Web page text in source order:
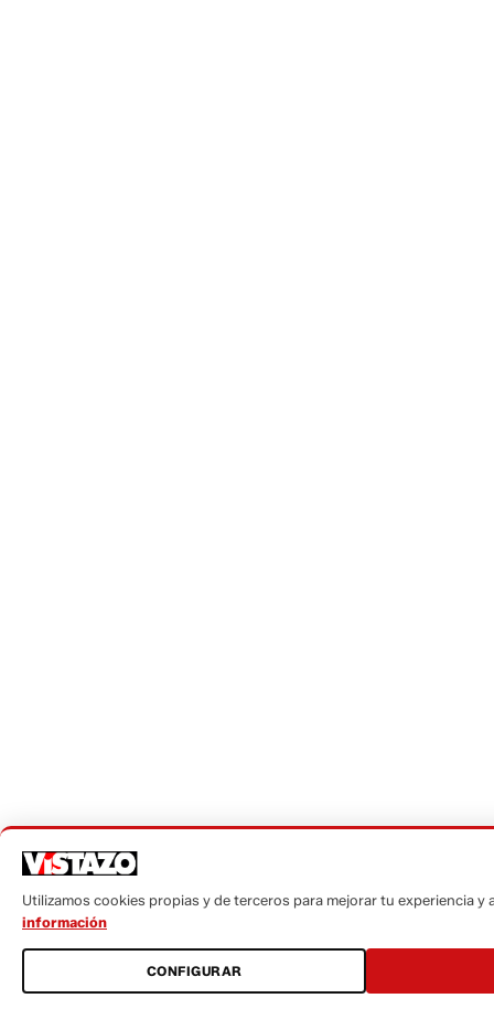
Utilizamos cookies propias y de terceros para mejorar tu experiencia y
información
CONFIGURAR